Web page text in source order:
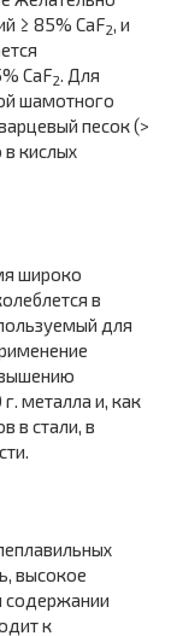
≥ 85% СаF2, и
СаF2. Для
шамотного
песок (>
кислых
широко
в
для
г. металла и, как
в стали, в
высокое
содержании
к